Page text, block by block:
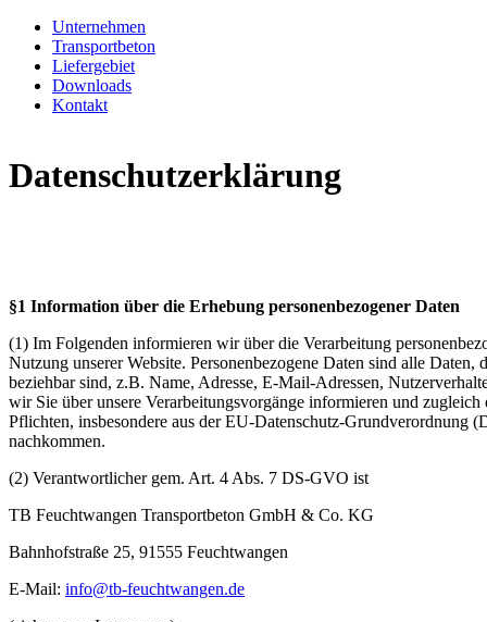
Unternehmen
Transportbeton
Liefergebiet
Downloads
Kontakt
Datenschutzerklärung
§1 Information über die Erhebung personenbezogener Daten
(1) Im Folgenden informieren wir über die Verarbeitung
Nutzung unserer Website. Personenbezogene Daten sind alle Daten,
beziehbar sind, z.B. Name, Adresse, E-Mail-Adressen,
wir Sie über unsere Verarbeitungsvorgänge informieren und zugleich
Pflichten, insbesondere aus der EU-Datenschutz-Grundverordnung
nachkommen.
(2) Verantwortlicher gem. Art. 4 Abs. 7 DS-GVO ist
TB Feuchtwangen Transportbeton GmbH & Co. KG
Bahnhofstraße 25, 91555 Feuchtwangen
E-Mail: info@tb-feuchtwangen.de